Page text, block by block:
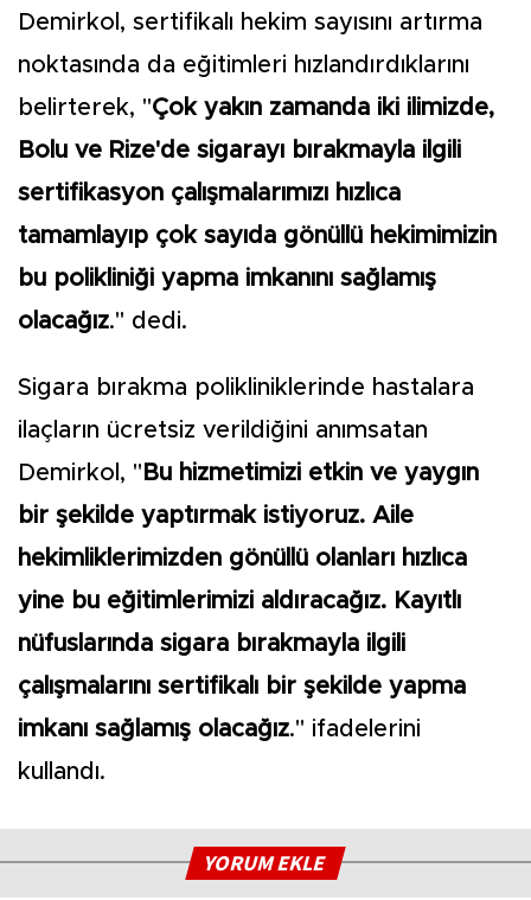
Demirkol, sertifikalı hekim sayısını artırma
noktasında da eğitimleri hızlandırdıklarını
belirterek, "Çok yakın zamanda iki ilimizde,
Bolu ve Rize'de sigarayı bırakmayla ilgili
sertifikasyon çalışmalarımızı hızlıca
tamamlayıp çok sayıda gönüllü hekimimizin
bu polikliniği yapma imkanını sağlamış
olacağız." dedi.
Sigara bırakma polikliniklerinde hastalara
ilaçların ücretsiz verildiğini anımsatan
Demirkol, " Bu hizmetimizi etkin ve yaygın
bir şekilde yaptırmak istiyoruz. Aile
hekimliklerimizden gönüllü olanları hızlıca
yine bu eğitimlerimizi aldıracağız. Kayıtlı
nüfuslarında sigara bırakmayla ilgili
çalışmalarını sertifikalı bir şekilde yapma
imkanı sağlamış olacağız." ifadelerini
kullandı.
YORUM EKLE